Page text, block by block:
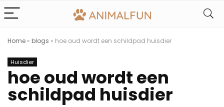
Home » blogs » hoe oud wordt een schildpad huisdier
Huisdier
hoe oud wordt een
schildpad huisdier